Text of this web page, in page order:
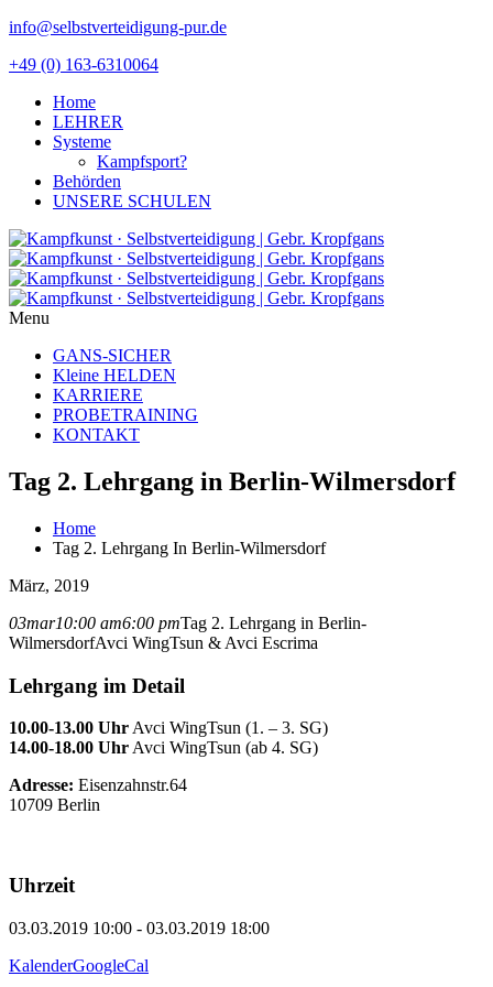
info@selbstverteidigung-pur.de
+49 (0) 163-6310064
Home
LEHRER
Systeme
Kampfsport?
Behörden
UNSERE SCHULEN
Menu
GANS-SICHER
Kleine HELDEN
KARRIERE
PROBETRAINING
KONTAKT
Tag 2. Lehrgang in Berlin-Wilmersdorf
Home
Tag 2. Lehrgang In Berlin-Wilmersdorf
März, 2019
03mar10:00 am6:00 pmTag 2. Lehrgang in Berlin-
WilmersdorfAvci WingTsun & Avci Escrima
Lehrgang im Detail
10.00-13.00 Uhr Avci WingTsun (1. – 3. SG)
14.00-18.00 Uhr Avci WingTsun (ab 4. SG)
Adresse: Eisenzahnstr.64
10709 Berlin
Uhrzeit
03.03.2019 10:00 - 03.03.2019 18:00
KalenderGoogleCal